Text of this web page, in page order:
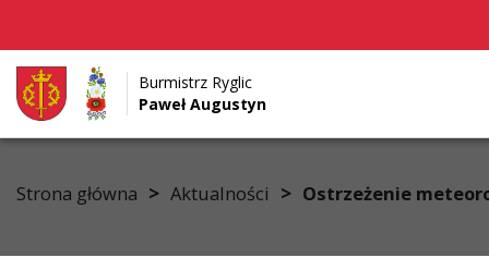
Przejdź do menu
Przejdź do głównej treści strony
Przejdź do stopki strony
Burmistrz Ryglic
Paweł Augustyn
Strona główna > Aktualności > Ostrzeżenie